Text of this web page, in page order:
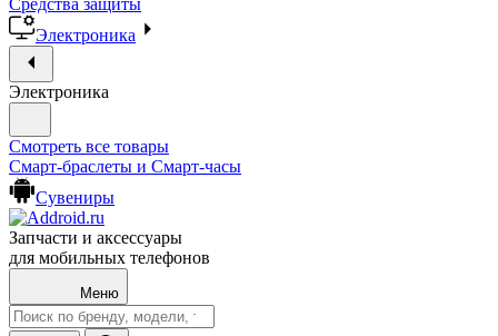
Средства защиты
Электроника
Электроника
Смотреть все товары
Смарт-браслеты и Смарт-часы
Сувениры
Запчасти и аксессуары
для мобильных телефонов
Меню